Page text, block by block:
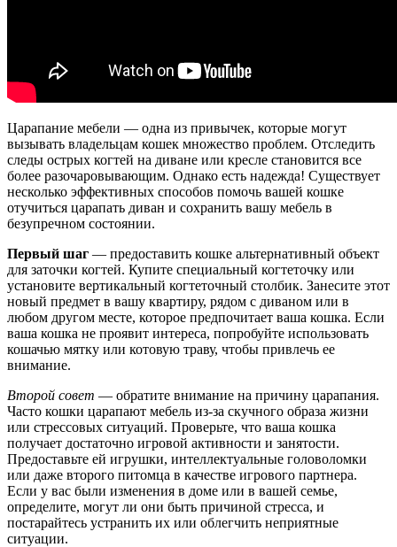
Царапание мебели — одна из привычек, которые могут
вызывать владельцам кошек множество проблем. Отследить
следы острых когтей на диване или кресле становится все
более разочаровывающим. Однако есть надежда! Существует
несколько эффективных способов помочь вашей кошке
отучиться царапать диван и сохранить вашу мебель в
безупречном состоянии.
Первый шаг — предоставить кошке альтернативный объект
для заточки когтей. Купите специальный когтеточку или
установите вертикальный когтеточный столбик. Занесите этот
новый предмет в вашу квартиру, рядом с диваном или в
любом другом месте, которое предпочитает ваша кошка. Если
ваша кошка не проявит интереса, попробуйте использовать
кошачью мятку или котовую траву, чтобы привлечь ее
внимание.
Второй совет — обратите внимание на причину царапания.
Часто кошки царапают мебель из-за скучного образа жизни
или стрессовых ситуаций. Проверьте, что ваша кошка
получает достаточно игровой активности и занятости.
Предоставьте ей игрушки, интеллектуальные головоломки
или даже второго питомца в качестве игрового партнера.
Если у вас были изменения в доме или в вашей семье,
определите, могут ли они быть причиной стресса, и
постарайтесь устранить их или облегчить неприятные
ситуации.